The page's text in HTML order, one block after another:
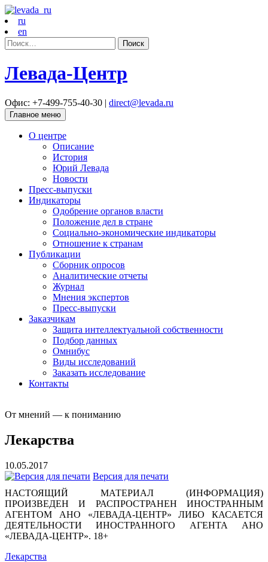
ru
en
Найти:
Левада-Центр
Офис: +7-499-755-40-30 | direct@levada.ru
Главное меню
О центре
Описание
История
Юрий Левада
Новости
Пресс-выпуски
Индикаторы
Одобрение органов власти
Положение дел в стране
Социально-экономические индикаторы
Отношение к странам
Публикации
Сборник опросов
Аналитические отчеты
Журнал
Мнения экспертов
Пресс-выпуски
Заказчикам
Защита интеллектуальной собственности
Подбор данных
Омнибус
Виды исследований
Заказать исследование
Контакты
От мнений — к пониманию
Лекарства
10.05.2017
Версия для печати
НАСТОЯЩИЙ МАТЕРИАЛ (ИНФОРМАЦИЯ)
ПРОИЗВЕДЕН И РАСПРОСТРАНЕН ИНОСТРАННЫМ
АГЕНТОМ АНО «ЛЕВАДА-ЦЕНТР» ЛИБО КАСАЕТСЯ
ДЕЯТЕЛЬНОСТИ ИНОСТРАННОГО АГЕНТА АНО
«ЛЕВАДА-ЦЕНТР». 18+
Лекарства